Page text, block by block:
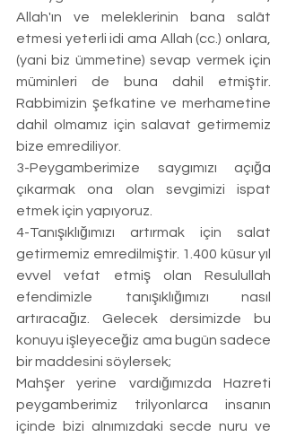
Allah'ın ve meleklerinin bana salât
etmesi yeterli idi ama Allah (cc.) onlara,
(yani biz ümmetine) sevap vermek için
müminleri de buna dahil etmiştir.
Rabbimizin şefkatine ve merhametine
dahil olmamız için salavat getirmemiz
bize emrediliyor.
3-Peygamberimize saygımızı açığa
çıkarmak ona olan sevgimizi ispat
etmek için yapıyoruz.
4-Tanışıklığımızı artırmak için salat
getirmemiz emredilmiştir. 1.400 küsur yıl
evvel vefat etmiş olan Resulullah
efendimizle tanışıklığımızı nasıl
artıracağız. Gelecek dersimizde bu
konuyu işleyeceğiz ama bugün sadece
bir maddesini söylersek;
Mahşer yerine vardığımızda Hazreti
peygamberimiz trilyonlarca insanın
içinde bizi alnımızdaki secde nuru ve